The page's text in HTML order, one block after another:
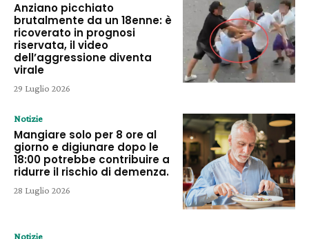
Anziano picchiato
brutalmente da un 18enne: è
ricoverato in prognosi
riservata, il video
dell’aggressione diventa
virale
29 Luglio 2026
Notizie
Mangiare solo per 8 ore al
giorno e digiunare dopo le
18:00 potrebbe contribuire a
ridurre il rischio di demenza.
28 Luglio 2026
Notizie